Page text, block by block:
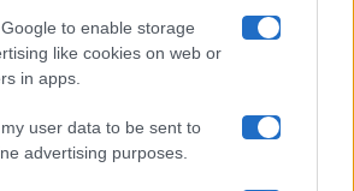
to enable storage
like cookies on web or
in apps.
user data to be sent to
advertising purposes.